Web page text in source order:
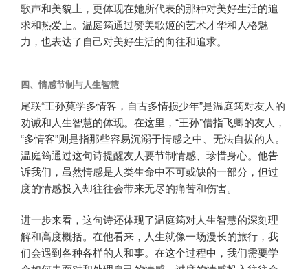
歌声和美貌上，更体现在她所代表的那种对美好生活的追
求和热爱上。温庭筠通过赞美歌姬的艺术才华和人格魅
力，也表达了自己对美好生活的向往和追求。
四、情感节制与人生智慧
尾联“王孙莫学多情客，自古多情损少年”是温庭筠对友人的
劝诫和人生智慧的体现。在这里，“王孙”借指飞卿的友人，
“多情客”则是指那些容易沉溺于情感之中、无法自拔的人。
温庭筠通过这句诗提醒友人要节制情感、珍惜身心。他告
诉我们，虽然情感是人类生命中不可或缺的一部分，但过
度的情感投入却往往会带来无尽的痛苦和伤害。
进一步来看，这句诗还体现了温庭筠对人生智慧的深刻理
解和高度概括。在他看来，人生就像一场漫长的旅行，我
们会遇到各种各样的人和事。在这个过程中，我们需要学